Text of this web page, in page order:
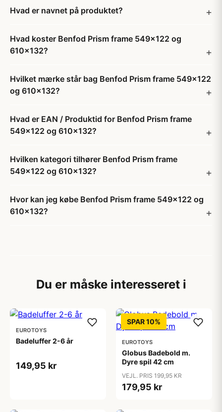
Hvad er navnet på produktet?
Hvad koster Benfod Prism frame 549x122 og
610x132?
Hvilket mærke står bag Benfod Prism frame 549x122
og 610x132?
Hvad er EAN / Produktid for Benfod Prism frame
549x122 og 610x132?
Hvilken kategori tilhører Benfod Prism frame
549x122 og 610x132?
Hvor kan jeg købe Benfod Prism frame 549x122 og
610x132?
Du er måske interesseret i
EUROTOYS
Badeluffer 2-6 år
149,95 kr
SPAR 10%
EUROTOYS
Globus Badebold m.
Dyre spil 42 cm
VEJL. PRIS 199,95 KR
179,95 kr